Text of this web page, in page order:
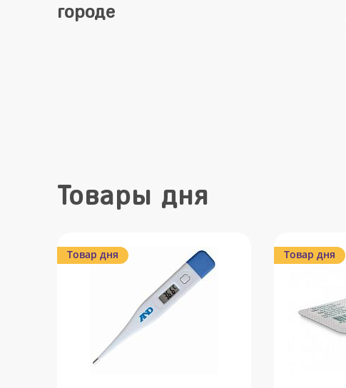
городе
Товары дня
Товар дня Товар дня